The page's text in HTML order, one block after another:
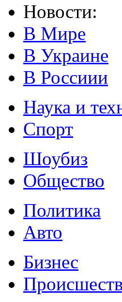
Новости:
В Мире
В Украине
В Россиии
Наука и
Спорт
Шоубиз
Общество
Политика
Авто
Бизнес